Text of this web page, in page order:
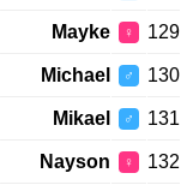
129
♀
Mayke
130
♂
Michael
131
♂
Mikael
132
♀
Nayson